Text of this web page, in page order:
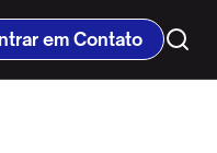
em Contato